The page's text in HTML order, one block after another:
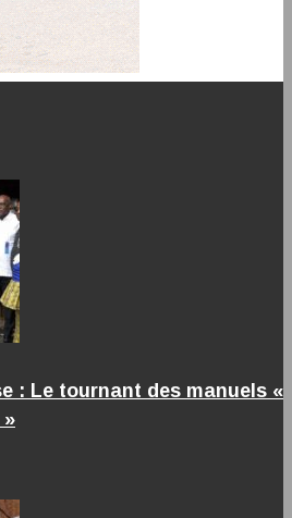
: Le tournant des manuels «
»